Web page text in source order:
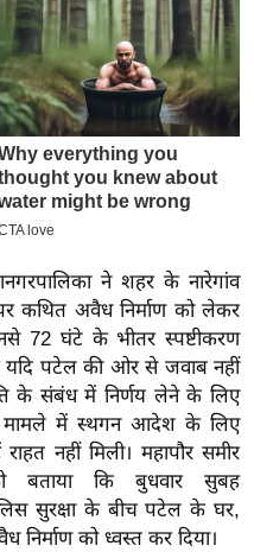
ने शहर के नारेगांव
कथित अवैध निर्माण को लेकर
72 घंटे के भीतर स्पष्टीकरण
यदि पटेल की ओर से जवाब नहीं
के संबंध में निर्णय लेने के लिए
मामले में स्थगन आदेश के लिए
नहीं मिली। महापौर समीर
बताया कि बुधवार सुबह
सुरक्षा के बीच पटेल के घर,
को ध्वस्त कर दिया।